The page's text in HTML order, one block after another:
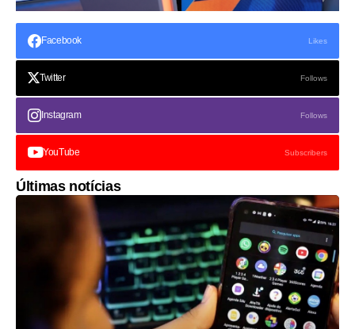
Facebook Likes
Twitter Follows
Instagram Follows
YouTube Subscribers
Últimas notícias